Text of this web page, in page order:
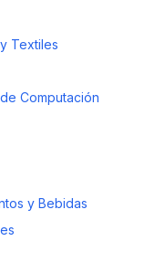
Textiles
Computación
y Bebidas